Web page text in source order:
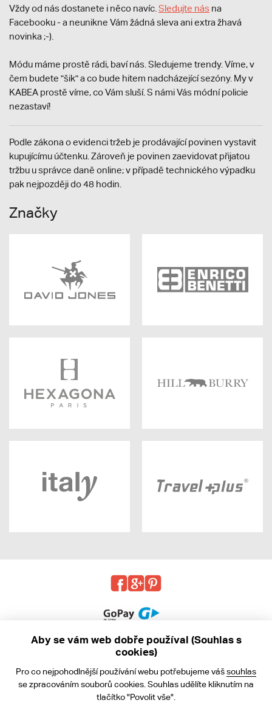
Vždy od nás dostanete i něco navíc. Sledujte nás na
Facebooku - a neunikne Vám žádná sleva ani extra žhavá
novinka ;-).
Módu máme prostě rádi, baví nás. Sledujeme trendy. Víme, v
čem budete "šik" a co bude hitem nadcházející sezóny. My v
KABEA prostě víme, co Vám sluší. S námi Vás módní policie
nezastaví!
Podle zákona o evidenci tržeb je prodávající povinen vystavit
kupujícímu účtenku. Zároveň je povinen zaevidovat přijatou
tržbu u správce daně online; v případě technického výpadku
pak nejpozději do 48 hodin.
Značky
Obchodní podmínky
Ochrana osobních údajů
Aby se vám web dobře používal (Souhlas s
cookies)
Pro co nejpohodlnější používání webu potřebujeme vášsouhlas
se zpracováním souborů cookies. Souhlas udělíte kliknutím na
tlačítko "Povolit vše".